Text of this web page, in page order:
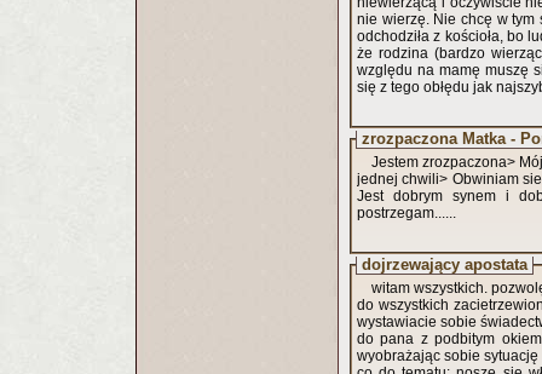
nie wierzę. Nie chcę w tym
odchodziła z kościoła, bo
że rodzina (bardzo
względu na mamę muszę
się z tego obłędu jak
zrozpaczona Matka -
Jestem zrozpaczona>
jednej chwili> Obwiniam
Jest dobrym synem i dobrym człowiekiem ale zupełnie nie wiem co Go opętało-bo tak to
postrzegam......
dojrzewający apostata
witam wszystkich.
do wszystkich
wystawiacie sobie
do pana z podbitym
wyobrażając sobie